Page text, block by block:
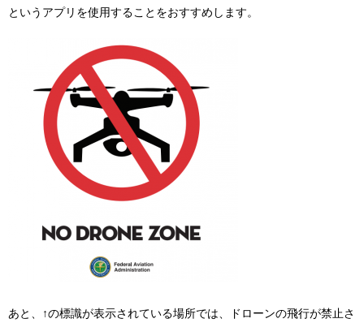
というアプリを使用することをおすすめします。
あと、↑の標識が表示されている場所では、ドローンの飛行が禁止さ